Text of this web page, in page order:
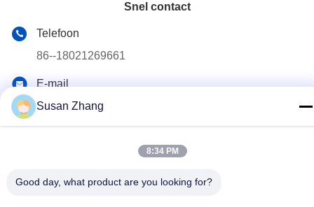
Snel contact
Telefoon
86--18021269661
E-mail
yolanda@chinesejinta.com
Adres
De Streek van de Chelubaindustrie, Shanghu-Stad,
Changshu-Stad, Jiangsu-Provincie, China
Susan Zhang
8:34 PM
Good day, what product are you looking for?